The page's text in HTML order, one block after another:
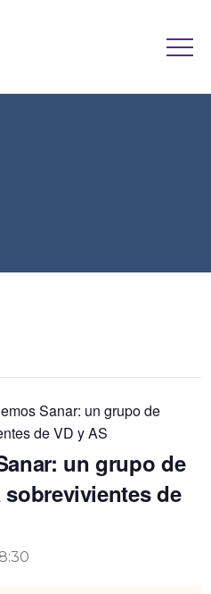
Sanar: un grupo de
de VD y AS
un grupo de
de